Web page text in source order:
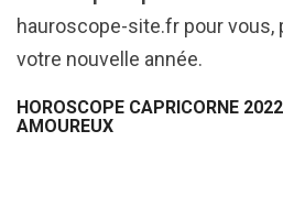
hauroscope-site.fr pour
votre nouvelle année.
HOROSCOPE CAPRICORNE
AMOUREUX